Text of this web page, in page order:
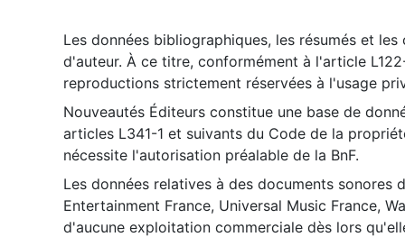
Les données bibliographiques, les résumés et
d'auteur. À ce titre, conformément à l'article
reproductions strictement réservées à l'usage
Nouveautés Éditeurs constitue une base de
articles L341-1 et suivants du Code de la
nécessite l'autorisation préalable de la BnF.
Les données relatives à des documents sonores
Entertainment France, Universal Music France,
d'aucune exploitation commerciale dès lors